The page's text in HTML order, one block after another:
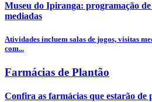
Museu do Ipiranga: programação de
mediadas
Atividades incluem salas de jogos, visitas
com...
Farmácias de Plantão
Confira as farmácias que estarão de